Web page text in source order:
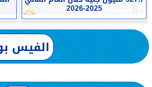
2025-2026
الفيس